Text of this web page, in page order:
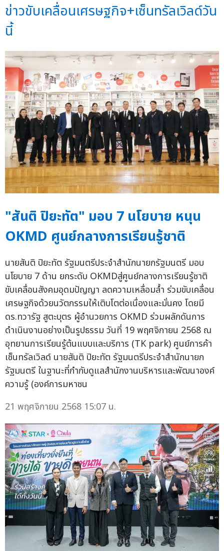
ข่าวขับเคลื่อนเศรษฐกิจ+เซ็นทรัลเวิลด์วัน
นี้
"สันติ ปิยะทัต" มอบ 7 นโยบาย หนุน
OKMD ศูนย์กลางการเรียนรู้ชาติ
นายสันติ ปิยะทัต รัฐมนตรีประจำสำนักนายกรัฐมนตรี มอบ
นโยบาย 7 ด้าน ยกระดับ OKMDสู่ศูนย์กลางการเรียนรู้ชาติ
ขับเคลื่อนสังคมอุดมปัญญา ลดความเหลื่อมล้ำ ร่วมขับเคลื่อน
เศรษฐกิจด้วยนวัตกรรมให้เติบโตต่อเนื่องและมั่นคง โดยมี
ดร.ทวารัฐ สูตะบุตร ผู้อำนวยการ OKMD ร่วมผลักดันการ
ดำเนินงานอย่างเป็นรูปธรรม วันที่ 19 พฤศจิกายน 2568 ณ
อุทยานการเรียนรู้ต้นแบบและบริการ (TK park) ศูนย์การค้า
เซ็นทรัลเวิลด์ นายสันติ ปิยะทัต รัฐมนตรีประจำสำนักนายก
รัฐมนตรี ในฐานะที่กำกับดูแลสำนักงานบริหารและพัฒนาองค์
ความรู้ (องค์การมหาชน
21 พฤศจิกายน 2568 15:07 น.